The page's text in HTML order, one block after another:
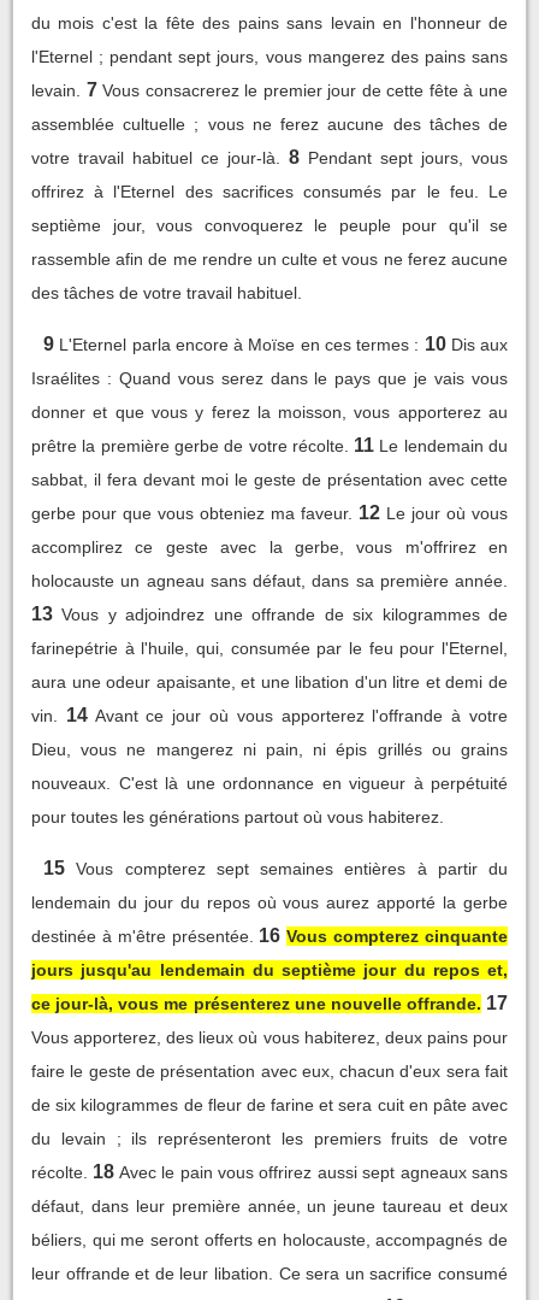
du mois c'est la fête des pains sans levain en l'honneur de
l'Eternel ; pendant sept jours, vous mangerez des pains sans
levain.
7 Vous consacrerez le premier jour de cette fête à une
assemblée cultuelle ; vous ne ferez aucune des tâches de
votre travail habituel ce jour-là.
8 Pendant sept jours, vous
offrirez à l'Eternel des sacrifices consumés par le feu. Le
septième jour, vous convoquerez le peuple pour qu'il se
rassemble afin de me rendre un culte et vous ne ferez aucune
des tâches de votre travail habituel.
9 L'Eternel parla encore à Moïse en ces termes : 10 Dis aux
Israélites : Quand vous serez dans le pays que je vais vous
donner et que vous y ferez la moisson, vous apporterez au
prêtre la première gerbe de votre récolte. 11 Le lendemain du
sabbat, il fera devant moi le geste de présentation avec cette
gerbe pour que vous obteniez ma faveur. 12 Le jour où vous
accomplirez ce geste avec la gerbe, vous m'offrirez en
holocauste un agneau sans défaut, dans sa première année.
13 Vous y adjoindrez une offrande de six kilogrammes de
farinepétrie à l'huile, qui, consumée par le feu pour l'Eternel,
aura une odeur apaisante, et une libation d'un litre et demi de
vin.
14 Avant ce jour où vous apporterez l'offrande à votre
Dieu, vous ne mangerez ni pain, ni épis grillés ou grains
nouveaux. C'est là une ordonnance en vigueur à perpétuité
pour toutes les générations partout où vous habiterez.
15 Vous compterez sept semaines entières à partir du
lendemain du jour du repos où vous aurez apporté la gerbe
destinée à m'être présentée. 16 Vous compterez cinquante
jours jusqu'au lendemain du septième jour du repos et,
ce jour-là, vous me présenterez une nouvelle offrande. 17
Vous apporterez, des lieux où vous habiterez, deux pains pour
faire le geste de présentation avec eux, chacun d'eux sera fait
de six kilogrammes de fleur de farine et sera cuit en pâte avec
du levain ; ils représenteront les premiers fruits de votre
récolte. 18 Avec le pain vous offrirez aussi sept agneaux sans
défaut, dans leur première année, un jeune taureau et deux
béliers, qui me seront offerts en holocauste, accompagnés de
leur offrande et de leur libation. Ce sera un sacrifice consumé